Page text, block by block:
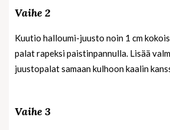
Vaihe 2
Kuutio halloumi-juusto noin 1 cm
palat rapeksi paistinpannulla. Lisää
juustopalat samaan kulhoon kaalin
Vaihe 3